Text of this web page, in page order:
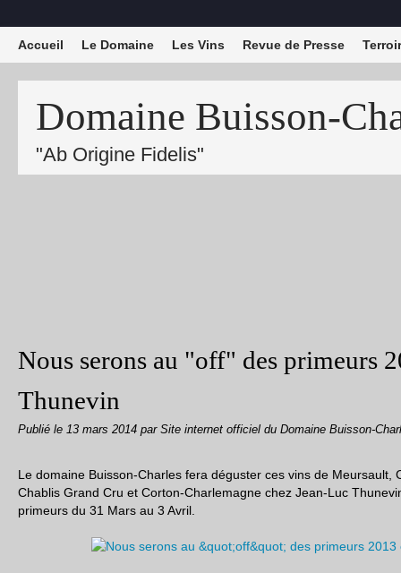
Domaine Buisson-
"Ab Origine Fidelis"
Accueil Le Domaine Les Vins Revue de Presse
Nous serons au "off" des primeurs
Thunevin
Publié le 13 mars 2014 par Site internet officiel du Domaine Buisson-
Le domaine Buisson-Charles fera déguster ces vins de Meursault,
Chablis Grand Cru et Corton-Charlemagne chez Jean-Luc
primeurs du 31 Mars au 3 Avril.